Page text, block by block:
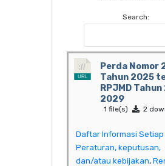
Search:
Perda Nomor
Tahun 2025
RPJMD
2029
1 file(s) 2
Daftar Informasi
Peraturan, keputusan,
dan/atau kebijakan,